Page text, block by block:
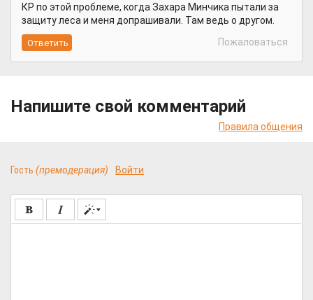
КР по этой проблеме, когда Захара Минчика пытали за
защиту леса и меня допрашивали. Там ведь о другом.
Пожаловаться
Напишите свой комментарий
Правила общения
Гость (премодерация) Войти